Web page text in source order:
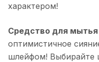
характером!
Средство для мытья
оптимистичное
шлейфом! Выбирайте